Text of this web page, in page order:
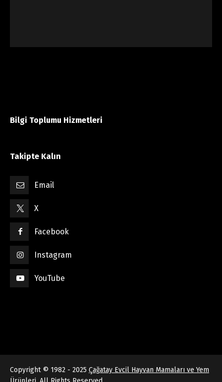
Bilgi Toplumu Hizmetleri
Takipte Kalın
Email
X
Facebook
Instagram
YouTube
Copyright © 1982 - 2025 Çağatay Evcil Hayvan Mamaları ve Yem